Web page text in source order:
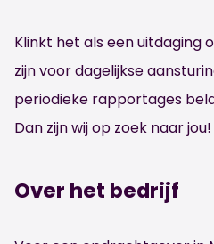
Klinkt het als een uitdaging
zijn voor dagelijkse
periodieke rapportages
Dan zijn wij op zoek naar jou!
Over het bedrijf